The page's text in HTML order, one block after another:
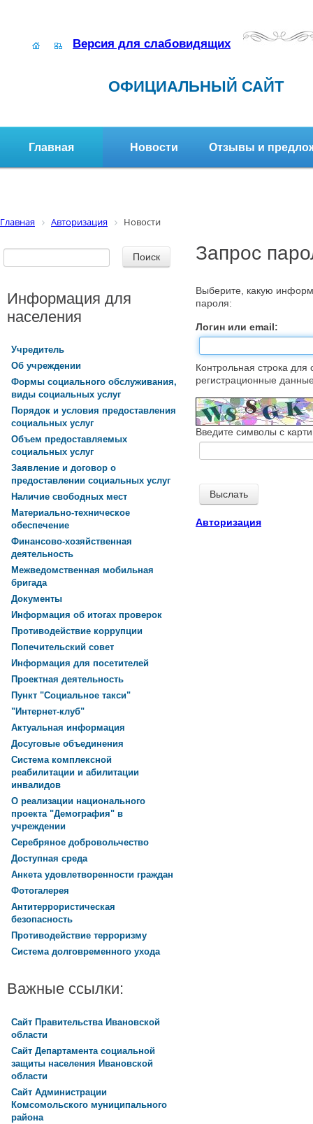
Версия для слабовидящих
ОФИЦИАЛЬНЫЙ САЙТ
Главная Новости Отзывы и
Главная Авторизация Новости
Запрос
Выберите, какую
пароля:
Логин или email:
Контрольная строка
регистрационные
Введите символы с
Авторизация
Информация для
населения
Учредитель
Об учреждении
Формы социального обслуживания,
виды социальных услуг
Порядок и условия предоставления
социальных услуг
Объем предоставляемых
социальных услуг
Заявление и договор о
предоставлении социальных услуг
Наличие свободных мест
Материально-техническое
обеспечение
Финансово-хозяйственная
деятельность
Межведомственная мобильная
бригада
Документы
Информация об итогах проверок
Противодействие коррупции
Попечительский совет
Информация для посетителей
Проектная деятельность
Пункт "Социальное такси"
"Интернет-клуб"
Актуальная информация
Досуговые объединения
Система комплексной
реабилитации и абилитации
инвалидов
О реализации национального
проекта "Демография" в
учреждении
Серебряное добровольчество
Доступная среда
Анкета удовлетворенности граждан
Фотогалерея
Антитеррористическая
безопасность
Противодействие терроризму
Система долговременного ухода
Важные ссылки:
Сайт Правительства Ивановской
области
Сайт Департамента социальной
защиты населения Ивановской
области
Сайт Администрации
Комсомольского муниципального
района